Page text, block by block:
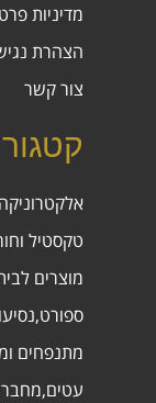
מדיניות
הצהרת
צור קשר
טקסטיל
מוצרים
מתנפחים